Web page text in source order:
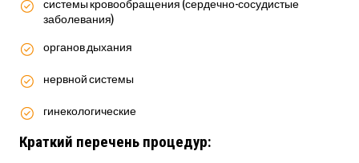
системы кровообращения (сердечно-сосудистые
заболевания)
органов дыхания
нервной системы
гинекологические
Краткий перечень процедур: